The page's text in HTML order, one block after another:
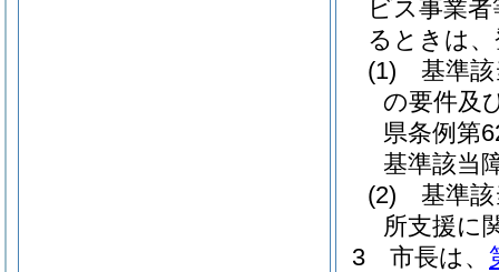
ビス事業
るときは
(1)
基準
の要件及
県条例第
基準該当
(2)
基準
所支援に
3
市長は、